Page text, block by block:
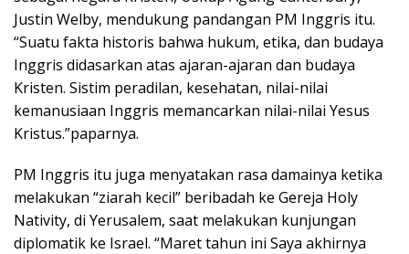
Justin Welby, mendukung pandangan PM Inggris itu.
“Suatu fakta historis bahwa hukum, etika, dan budaya
Inggris didasarkan atas ajaran-ajaran dan budaya
Kristen. Sistim peradilan, kesehatan, nilai-nilai
kemanusiaan Inggris memancarkan nilai-nilai Yesus
Kristus.”paparnya.
PM Inggris itu juga menyatakan rasa damainya ketika
melakukan “ziarah kecil” beribadah ke Gereja Holy
Nativity, di Yerusalem, saat melakukan kunjungan
diplomatik ke Israel. “Maret tahun ini Saya akhirnya